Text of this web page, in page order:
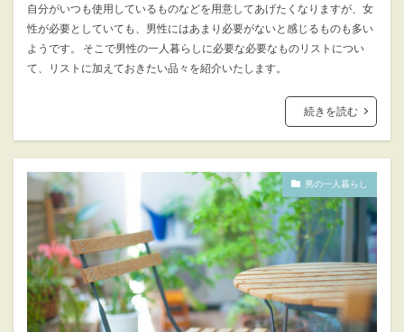
自分がいつも使用しているものなどを用意してあげたくなりますが、女
性が必要としていても、男性にはあまり必要がないと感じるものも多い
ようです。 そこで男性の一人暮らしに必要な必要なものリストについ
て、リストに加えておきたい品々を紹介いたします。
続きを読む
男の一人暮らし